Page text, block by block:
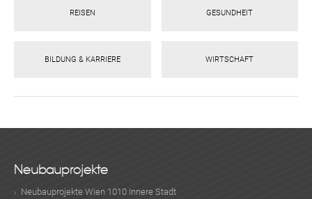
REISEN GESUNDHEIT
BILDUNG & KARRIERE WIRTSCHAFT
Neubauprojekte
Neubauprojekte Wien 1010 Innere Stadt